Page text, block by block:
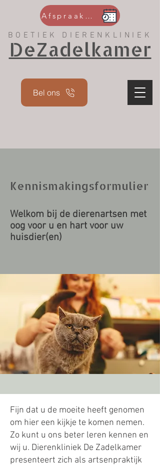
Bel ons
DeZadelkamer
BOETIEK DIERENKLINIEK
Afspraak maken
Kennismakingsformulier
Welkom bij de dierenartsen met
oog voor u en hart voor uw
huisdier(en)
Fijn dat u de moeite heeft genomen
om hier een kijkje te komen nemen.
Zo kunt u ons beter leren kennen en
wij u. Dierenkliniek De Zadelkamer
presenteert zich als artsenpraktijk